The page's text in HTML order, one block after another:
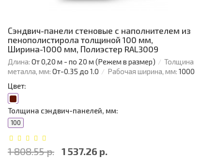
Сэндвич-панели стеновые с наполнителем из
пенополистирола толщиной 100 мм,
Ширина-1000 мм, Полиэстер RAL3009
Длина: От 0,20 м - по 20 м (Режем в размер)
Толщина
металла, мм: От-0.35 до 1.0 Рабочая ширина, мм: 1000
Цвет:
Толщина сэндвич-панелей, мм:
100
1 808.55 р. 1 537.26 р.